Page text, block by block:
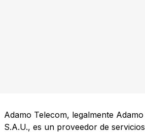
Adamo Telecom, legalmente
S.A.U., es un proveedor de